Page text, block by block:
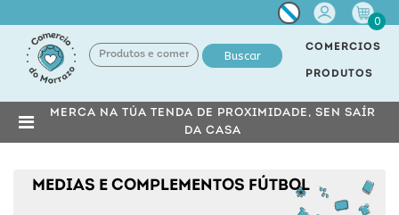
Miña
conta
0
Buscar
COMERCIOS
PRODUTOS
MERCA NA TÚA TENDA DE PROXIMIDADE, SEN SAÍR
DA CASA
MEDIAS E COMPLEMENTOS FÚTBOL